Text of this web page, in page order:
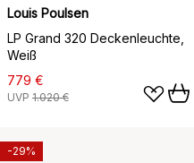
Louis Poulsen
LP Grand 320 Deckenleuchte,
Weiß
779 €
UVP 1.020 €
-29%